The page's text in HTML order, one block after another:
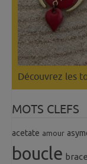
Découvrez les
MOTS CLEFS
acetate amour
boucle